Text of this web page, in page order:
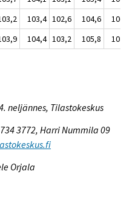
103,4 102,6 104,6
106,2
104,4 103,2 105,8 107,1
neljännes, Tilastokeskus
3772, Harri Nummila 09
Orjala